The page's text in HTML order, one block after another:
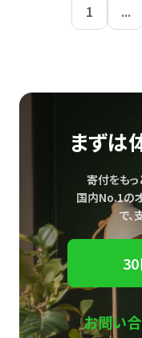
1 ...
まずは
寄付をもっ
国内No.1の
で、
お問い